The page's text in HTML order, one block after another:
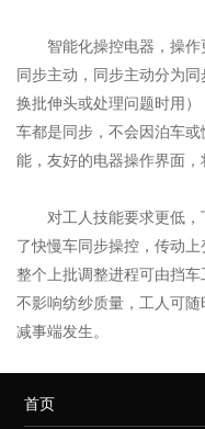
智能化操控电器，操作
同步主动，同步主动分为
换批伸头或处理问题时用
车都是同步，不会因泊车
能，友好的电器操作界面，
对工人技能要求更低，
了快慢车同步操控，传动
整个上批调整进程可由挡
不影响纺纱质量，工人可
减事端发生。
首页